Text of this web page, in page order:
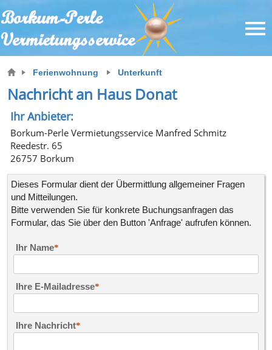
Ferienwohnung Unterkunft
Nachricht an Haus Donat
Ihr Anbieter:
Borkum-Perle Vermietungsservice Manfred Schmitz
Reedestr. 65
26757 Borkum
Dieses Formular dient der Übermittlung allgemeiner Fragen
und Mitteilungen.
Bitte verwenden Sie für konkrete Buchungsanfragendas
Formular, das Sie über den Button 'Anfrage' aufrufen können.
Ihr Name
Ihre E-Mailadresse
Ihre Nachricht